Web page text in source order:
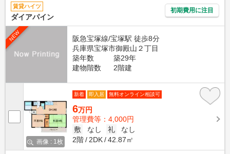
賃貸ハイツ
ダイアパイン
初期費用に注目
NEW
阪急宝塚線/宝塚駅 徒歩8分
兵庫県宝塚市御殿山２丁目
築年数
築29年
建物階数
2階建
画像 : 1枚
新着 即入居 無料オンライン相談可
6万円
管理費等：4,000円
敷
なし 礼
なし
2階
2DK 42.87㎡